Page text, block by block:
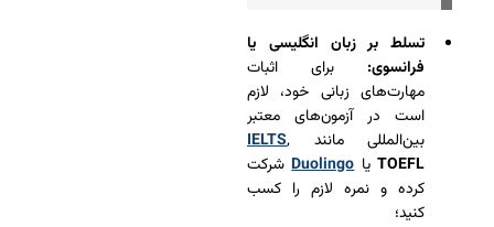
تسلط بر زبان انگلیسی یا
فرانسوی: برای اثبات
مهارت‌های زبانی خود، لازم
است در آزمون‌های معتبر
بین‌المللی مانند
IELTS,
TOEFLیاDuolingoشرکت
کرده و نمره لازم را کسب
کنید؛